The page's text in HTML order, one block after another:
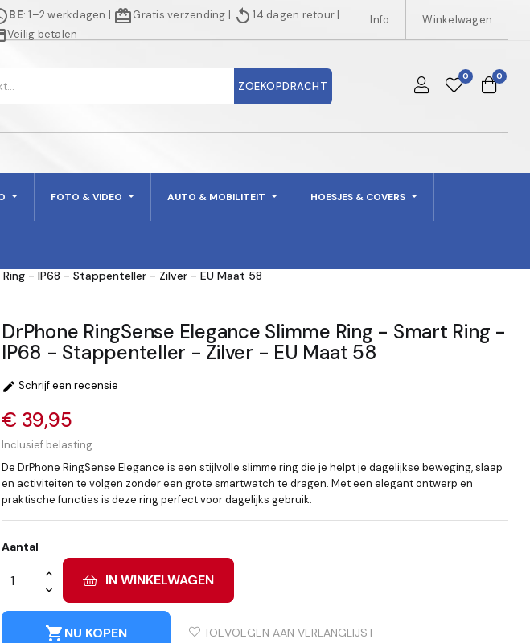
BE: 1–2 werkdagen | redeemGratis verzending | replay14 dagen retour |
Veilig betalen
Info Winkelwagen
ZOEKOPDRACHT
0 0
FOTO & VIDEO AUTO & MOBILITEIT HOESJES & COVERS
Ring - IP68 - Stappenteller - Zilver - EU Maat 58
DrPhone RingSense Elegance Slimme Ring - Smart Ring -
IP68 - Stappenteller - Zilver - EU Maat 58
 Schrijf een recensie
€ 39,95
Inclusief belasting
De DrPhone RingSense Elegance is een stijlvolle slimme ring die je helpt je dagelijkse beweging, slaap
en activiteiten te volgen zonder een grote smartwatch te dragen. Met een elegant ontwerp en
praktische functies is deze ring perfect voor dagelijks gebruik.
Aantal
IN WINKELWAGEN
shopping_cartNU KOPEN TOEVOEGEN AAN VERLANGLIJST